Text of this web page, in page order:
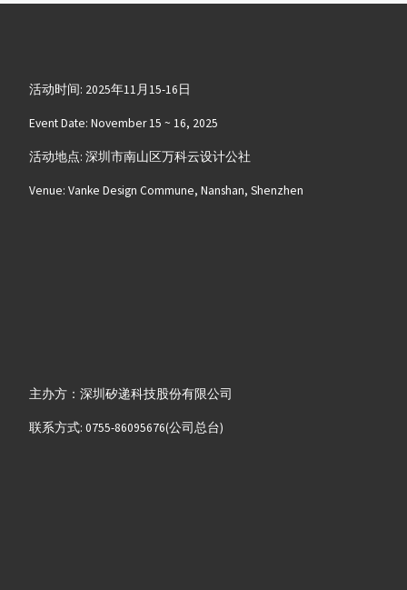
活动时间: 2025年11月15-16日
Event Date: November 15 ~ 16, 2025
活动地点: 深圳市南山区万科云设计公社
Venue: Vanke Design Commune, Nanshan, Shenzhen
主办方：深圳矽递科技股份有限公司
联系方式: 0755-86095676(公司总台)